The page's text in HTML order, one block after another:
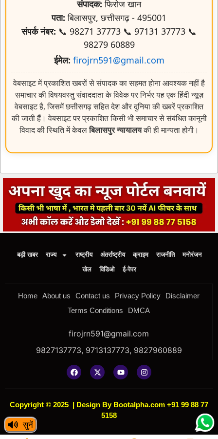
सुनें
संपादक: फिरोज खान
पता: बिलासपुर, छत्तीसगढ़ - 495001
संपर्क नंबर: 📞 98271 37773 📞 97131 37773 📞
98279 60889
ईमेल: firojrn591@gmail.com
वेबसाइट में प्रकाशित खबरों से संपादक का सहमत होना आवश्यक नहीं है
समाचार की विषयवस्तु संवाददाता के विवेक पर निर्भर यह एक हिंदी न्यूज़
वेबसाइट है, जिसमें छत्तीसगढ़ सहित देश और दुनिया की खबरें प्रकाशित
की जाती हैं। वेबसाइट पर प्रकाशित किसी भी समाचार से संबंधित कानूनी
विवाद की स्थिति में केवलबिलासपुर न्यायालयकी ही मान्यता होगी।
बड़ी खबर राज्य राष्ट्रीय अंतर्राष्ट्रीय क्राइम राजनीति
मनोरंजन
खेल
विडिओ ई-पेपर
Home About us Contact us Privacy Policy
Disclaimer
Terms Conditions
DMCA
firojrn591@gmail.com
9827137773, 9713137773, 9827960889
Copyright © 2025 | Design By Bootalpha.com +91 99 88 77
5158